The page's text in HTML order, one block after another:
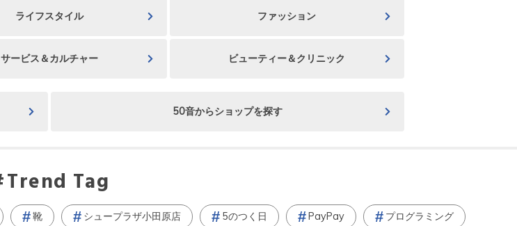
ライフスタイル ファッション
サービス＆カルチャー ビューティー＆クリニック
50音からショップを探す
Trend Tag
靴 シュープラザ小田原店 5のつく日 PayPay プログラミング